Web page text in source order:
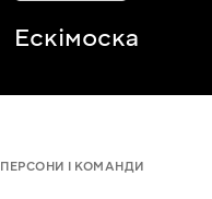
Ескімоска
ПЕРСОНИ І КОМАНДИ